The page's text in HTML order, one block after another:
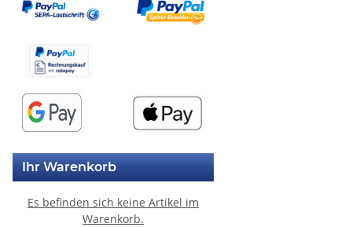
Ihr Warenkorb
Es befinden sich keine Artikel im
Warenkorb.